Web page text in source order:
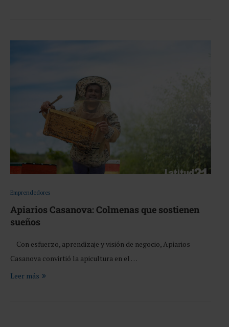
Emprendedores
Apiarios Casanova: Colmenas que sostienen
sueños
Con esfuerzo, aprendizaje y visión de negocio, Apiarios
Casanova convirtió la apicultura en el …
Leer más